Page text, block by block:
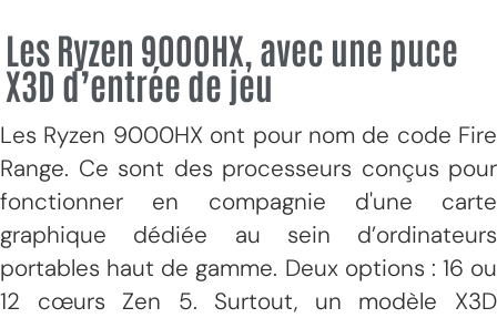
Les Ryzen 9000HX, avec une puce
X3D d’entrée de jeu
Les Ryzen 9000HX ont pour nom de code Fire
Range. Ce sont des processeurs conçus pour
fonctionner en compagnie d'une carte
graphique dédiée au sein d’ordinateurs
portables haut de gamme. Deux options : 16 ou
12 cœurs Zen 5. Surtout, un modèle X3D